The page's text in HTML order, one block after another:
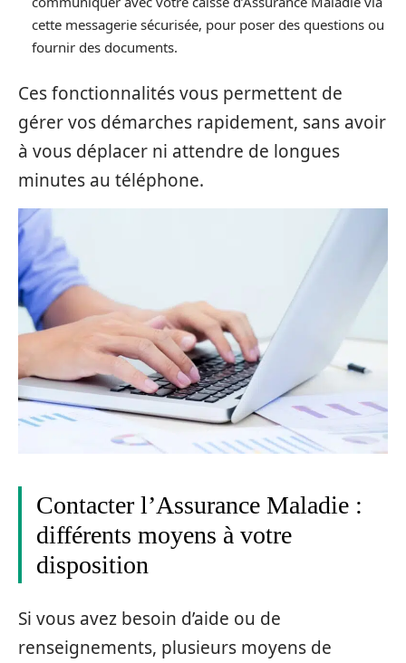
cette messagerie sécurisée, pour poser des questions ou
fournir des documents.
Ces fonctionnalités vous permettent de
gérer vos démarches rapidement, sans avoir
à vous déplacer ni attendre de longues
minutes au téléphone.
Contacter l’Assurance Maladie :
différents moyens à votre
disposition
Si vous avez besoin d’aide ou de
renseignements, plusieurs moyens de